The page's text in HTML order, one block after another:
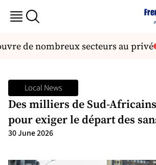
de nombreux secteurs au privé
Local News
Des milliers de Sud-
pour exiger le départ des
30 June 2026